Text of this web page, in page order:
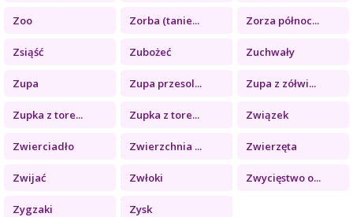
Zoo Zorba (tanie... Zorza północ...
Zsiąść Zubożeć Zuchwały
Zupa Zupa przesol... Zupa z zółwi...
Zupka z tore... Zupka z tore... Związek
Zwierciadło Zwierzchnia ... Zwierzęta
Zwijać Zwłoki Zwycięstwo o...
Zygzaki Zysk